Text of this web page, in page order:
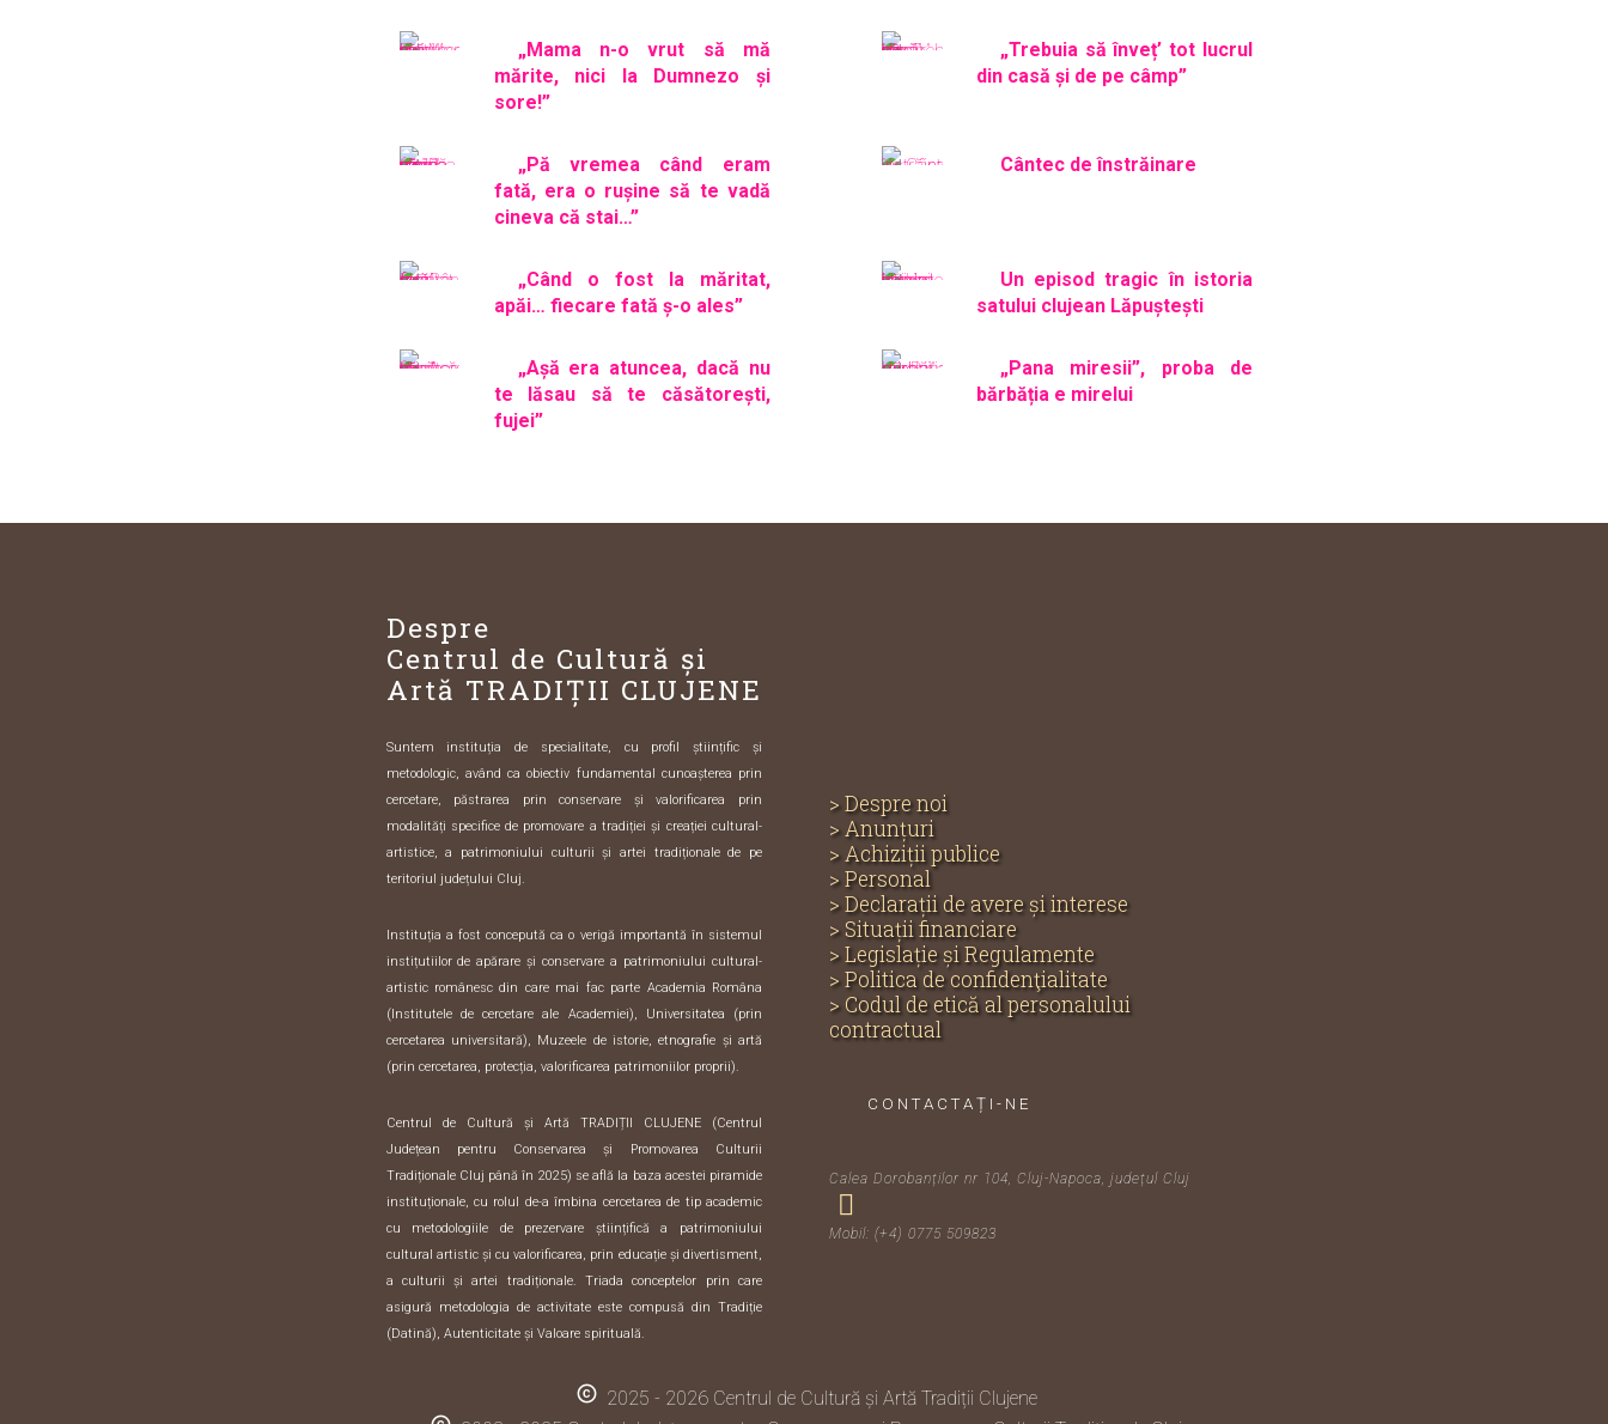
„Mama n-o vrut să mă
mărite, nici la Dumnezo și
sore!”
„Trebuia să înveț’ tot lucrul
din casă și de pe câmp”
„Pă vremea când eram
fată, era o rușine să te vadă
cineva că stai…”
Cântec de înstrăinare
„Când o fost la măritat,
apăi… fiecare fată ș-o ales”
Un episod tragic în istoria
satului clujean Lăpuștești
„Așă era atuncea, dacă nu
te lăsau să te căsătorești,
fujei”
„Pana miresii”, proba de
bărbăția e mirelui
Despre
Centrul de Cultură și
Artă TRADIȚII CLUJENE
Suntem instituția de specialitate, cu profil științific și
metodologic, având ca obiectiv fundamental cunoașterea prin
cercetare, păstrarea prin conservare și valorificarea prin
modalități specifice de promovare a tradiției și creației cultural-
artistice, a patrimoniului culturii și artei tradiționale de pe
teritoriul județului Cluj.
Instituția a fost concepută ca o verigă importantă în sistemul
instițutiilor de apărare și conservare a patrimoniului cultural-
artistic românesc din care mai fac parte Academia Româna
(Institutele de cercetare ale Academiei), Universitatea (prin
cercetarea universitară), Muzeele de istorie, etnografie și artă
(prin cercetarea, protecția, valorificarea patrimoniilor proprii).
Centrul de Cultură și Artă TRADIȚII CLUJENE (Centrul
Județean pentru Conservarea și Promovarea Culturii
Tradiționale Cluj până în 2025) se află la baza acestei piramide
instituționale, cu rolul de-a îmbina cercetarea de tip academic
cu metodologiile de prezervare științifică a patrimoniului
cultural artistic și cu valorificarea, prin educație și divertisment,
a culturii și artei tradiționale. Triada conceptelor prin care
asigură metodologia de activitate este compusă din Tradiție
(Datină), Autenticitate și Valoare spirituală.
> Despre noi
> Anunțuri
> Achiziții publice
> Personal
> Declarații de avere și interese
> Situații financiare
> Legislație și Regulamente
> Politica de confidenţialitate
> Codul de etică al personalului
contractual
CONTACTAȚI-NE
Calea Dorobanților nr 104, Cluj-Napoca, județul Cluj
Mobil: (+4) 0775 509823
copyright 2025 - 2026 Centrul de Cultură și Artă Tradiții Clujene